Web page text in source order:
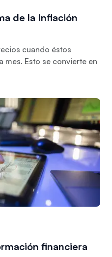
de la Inflación
cuando éstos
mes. Esto se convierte en
financiera